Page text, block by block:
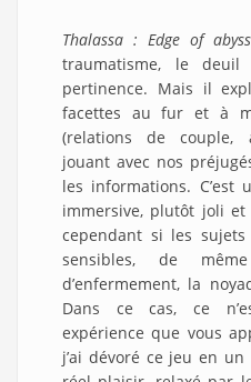
Thalassa : Edge of abyss
traumatisme, le
pertinence. Mais il
facettes au fur et à
(relations de couple,
jouant avec nos
les informations. C’est
immersive, plutôt joli
cependant si les
sensibles, de
d’enfermement, la
Dans ce cas, ce
expérience que vous
j’ai dévoré ce jeu en